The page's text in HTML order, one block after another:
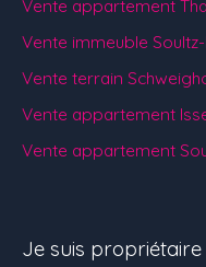
Vente appartement
Vente immeuble
Vente terrain
Vente appartement
Vente appartement
Je suis propriétaire